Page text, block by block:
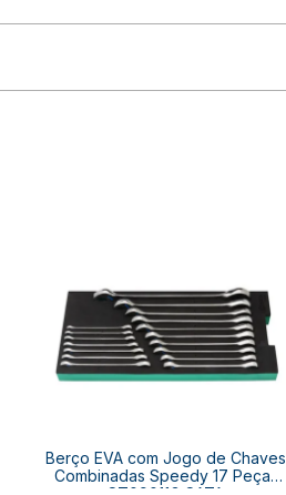
Berço EVA com Jogo de Chaves
Combinadas Speedy 17 Peças